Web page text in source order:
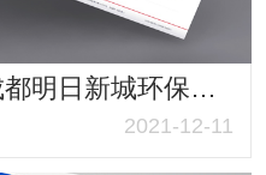
环保工程/运营公司成都明日新城环保科技有限公司官网
2021-12-11